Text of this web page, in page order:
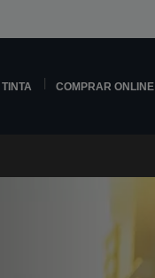
TINTA COMPRAR ONLINE